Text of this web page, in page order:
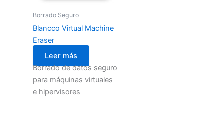
Borrado Seguro
Blancco Virtual Machine
Eraser
Leer más
Borrado de datos seguro
para máquinas virtuales
e hipervisores